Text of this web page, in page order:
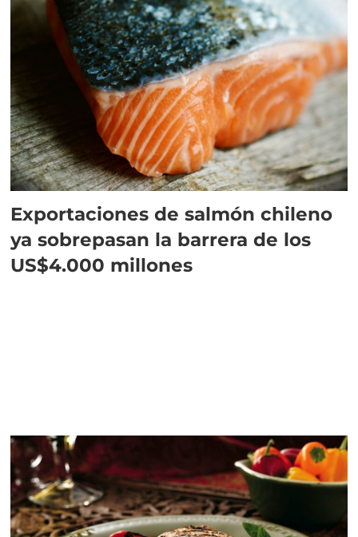
Exportaciones de salmón chileno
ya sobrepasan la barrera de los
US$4.000 millones